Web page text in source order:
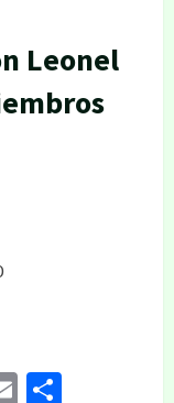
Leonel
Email